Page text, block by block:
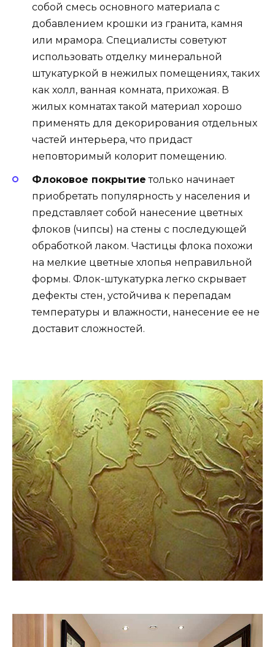
собой смесь основного материала с
добавлением крошки из гранита, камня
или мрамора. Специалисты советуют
использовать отделку минеральной
штукатуркой в нежилых помещениях, таких
как холл, ванная комната, прихожая. В
жилых комнатах такой материал хорошо
применять для декорирования отдельных
частей интерьера, что придаст
неповторимый колорит помещению.
Флоковое покрытие только начинает
приобретать популярность у населения и
представляет собой нанесение цветных
флоков (чипсы) на стены с последующей
обработкой лаком. Частицы флока похожи
на мелкие цветные хлопья неправильной
формы. Флок-штукатурка легко скрывает
дефекты стен, устойчива к перепадам
температуры и влажности, нанесение ее не
доставит сложностей.